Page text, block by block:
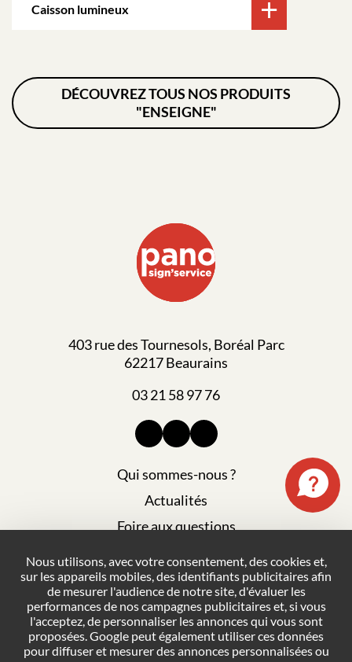
Caisson lumineux
DÉCOUVREZ TOUS NOS PRODUITS
"ENSEIGNE"
403 rue des Tournesols, Boréal Parc
62217 Beaurains
03 21 58 97 76
Qui sommes-nous ?
Actualités
Foire aux questions
Plan du site
Politique de confidentialité
Conditions générales de vente
Gestion des cookies
Nous utilisons, avec votre consentement, des cookies et,
sur les appareils mobiles, des identifiants publicitaires afin
de mesurer l'audience de notre site, d'évaluer les
performances de nos campagnes publicitaires et, si vous
l'acceptez, de personnaliser les annonces qui vous sont
proposées. Google peut également utiliser ces données
pour diffuser et mesurer des annonces personnalisées ou